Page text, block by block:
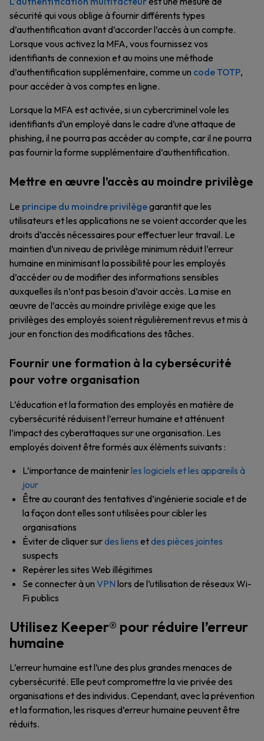
sécurité qui vous oblige à fournir différents types
d’authentification avant d’accorder l’accès à un compte.
Lorsque vous activez la MFA, vous fournissez vos
identifiants de connexion et au moins une méthode
d’authentification supplémentaire, comme un code TOTP,
pour accéder à vos comptes en ligne.
Lorsque la MFA est activée, si un cybercriminel vole les
identifiants d’un employé dans le cadre d’une attaque de
phishing, il ne pourra pas accéder au compte, car il ne pourra
pas fournir la forme supplémentaire d’authentification.
Mettre en œuvre l’accès au moindre privilège
Le principe du moindre privilègegarantit que les
utilisateurs et les applications ne se voient accorder que les
droits d’accès nécessaires pour effectuer leur travail. Le
maintien d’un niveau de privilège minimum réduit l’erreur
humaine en minimisant la possibilité pour les employés
d’accéder ou de modifier des informations sensibles
auxquelles ils n’ont pas besoin d’avoir accès. La mise en
œuvre de l’accès au moindre privilège exige que les
privilèges des employés soient régulièrement revus et mis à
jour en fonction des modifications des tâches.
Fournir une formation à la cybersécurité
pour votre organisation
L’éducation et la formation des employés en matière de
cybersécurité réduisent l’erreur humaine et atténuent
l’impact des cyberattaques sur une organisation. Les
employés doivent être formés aux éléments suivants :
L’importance de maintenirles logiciels et les appareils à
jour
Être au courant des tentatives d’ingénierie sociale et de
la façon dont elles sont utilisées pour cibler les
organisations
Éviter de cliquer surdes liens etdes pièces jointes
suspects
Repérer les sites Web illégitimes
Se connecter à un VPN lors de l’utilisation de réseaux Wi-
Fi publics
Utilisez Keeper® pour réduire l’erreur
humaine
L’erreur humaine est l’une des plus grandes menaces de
cybersécurité. Elle peut compromettre la vie privée des
organisations et des individus. Cependant, avec la prévention
et la formation, les risques d’erreur humaine peuvent être
réduits.